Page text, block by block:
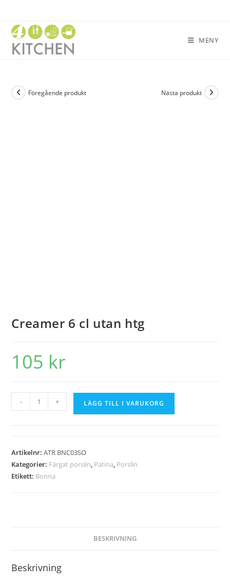
MENY
Föregående produkt Nästa produkt
Creamer 6 cl utan htg
105 kr
- + LÄGG TILL I VARUKORG
Artikelnr:ATR BNC03SO
Kategorier: Färgat porslin, Patina, Porslin
Etikett: Bonna
BESKRIVNING
Beskrivning